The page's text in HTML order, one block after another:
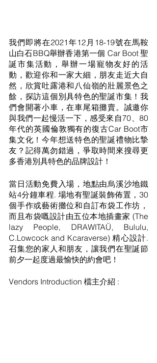
我們即將在2021年12月18-19號在馬鞍
山白石BBQ舉辦香港第一個 Car Boot 聖
誕市集活動，舉辦一場寵物友好的活
動，歡迎你和一家大細，朋友走近大自
然，欣賞吐露港和八仙嶺的壯麗景色之
餘，探訪這個別具特色的聖誕市集！我
們會開著小車，在車尾箱攤賣。誠邀你
與我們一起慢活一下，感受來自70、80
年代的英國倫敦獨有的復古Car Boot市
集文化！今年想送特色的聖誕禮物比摯
友？記得萬勿錯過，爭取時間來搜尋更
多香港別具特色的品牌設計！
當日活動免費入場，地點由烏溪沙地鐵
站4分鐘車程. 場地有聖誕裝飾佈置，30
個手作或藝術攤位和自訂布袋工作坊，
而且布袋嘅設計由五位本地插畫家 (The
lazy People, DRAWITAÜ, Bululu,
C.Lowcock and Kcaraverse) 精心設計.
召集您的家人和朋友，讓我們在聖誕節
前夕一起度過最愉快的約會吧！
Vendors Introduction 檔主介紹 :